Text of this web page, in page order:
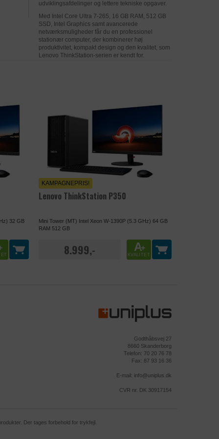
bruger
siden. Det
privacy-policy/
de er på
efter at
der
udviklingsafdelinger og lettere tekniske opgaver.
Med Intel Core Ultra 7-265, 16 GB RAM, 512 GB
SSD, Intel Graphics samt avancerede
netværksmuligheder får du en professionel
stationær computer, der kombinerer høj
produktivitet, kompakt design og den kvalitet, som
Lenovo ThinkStation-serien er kendt for.
32 GB
Lenovo ThinkStation P350
KAMPAGNEPRIS!
Mini Tower (MT) Intel Xeon W-1390P (5.3 GHz) 64 GB
RAM 512 GB
8.999,- A+
KVALITET
Godthåbsvej 27
8660 Skanderborg
Telefon: 70 20 76 78
Fax: 87 93 16 36
E-mail: info@uniplus.dk
CVR nr. DK 30917154
Der tages forbehold for trykfejl.